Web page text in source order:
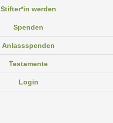
Stifter*in werden
Spenden
Anlassspenden
Testamente
Login